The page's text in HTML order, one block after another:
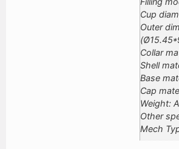
Cup
Outer
Collar
Shell
Base
Cap
Weight:
Other
Mech